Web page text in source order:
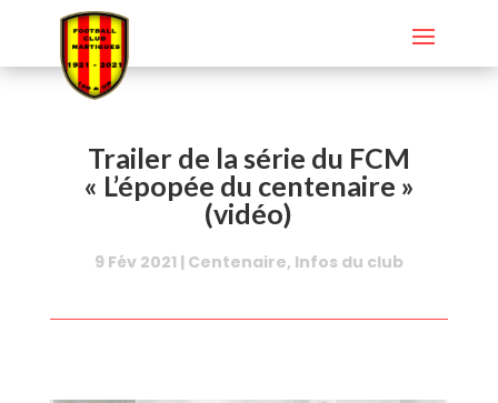
Trailer de la série du FCM
« L’épopée du centenaire »
(vidéo)
9 Fév 2021 | Centenaire, Infos du club